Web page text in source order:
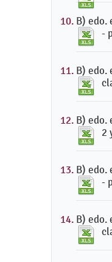
B) edo.
-
B) edo.
B) edo.
2
B) edo.
-
B) edo.